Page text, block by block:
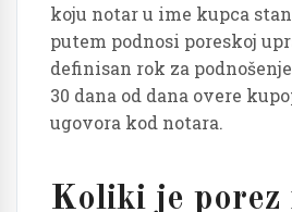
koju notar u ime kupca
putem podnosi poreskoj
definisan rok za
30 dana od dana overe
ugovora kod notara.
Koliki je porez